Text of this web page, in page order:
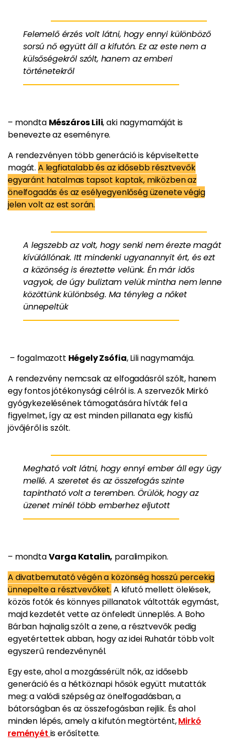
Felemelő érzés volt látni, hogy ennyi különböző
sorsú nő együtt áll a kifutón. Ez az este nem a
külsőségekről szólt, hanem az emberi
történetekről
– mondta Mészáros Lili, aki nagymamáját is
benevezte az eseményre.
A rendezvényen több generáció is képviseltette
magát. A legfiatalabb és az idősebb résztvevők
egyaránt hatalmas tapsot kaptak, miközben az
önelfogadás és az esélyegyenlőség üzenete végig
jelen volt az est során.
A legszebb az volt, hogy senki nem érezte magát
kívülállónak. Itt mindenki ugyanannyit ért, és ezt
a közönség is éreztette velünk. Én már idős
vagyok, de úgy buliztam velük mintha nem lenne
közöttünk különbség. Ma tényleg a nőket
ünnepeltük
– fogalmazott Hégely Zsófia, Lili nagymamája.
A rendezvény nemcsak az elfogadásról szólt, hanem
egy fontos jótékonysági célról is. A szervezők Mirkó
gyógykezelésének támogatására hívták fel a
figyelmet, így az est minden pillanata egy kisfiú
jövőjéről is szólt.
Megható volt látni, hogy ennyi ember áll egy ügy
mellé. A szeretet és az összefogás szinte
tapintható volt a teremben. Örülök, hogy az
üzenet minél több emberhez eljutott
– mondtaVarga Katalin, paralimpikon.
A divatbemutató végén a közönség hosszú percekig
ünnepelte a résztvevőket. A kifutó mellett ölelések,
közös fotók és könnyes pillanatok váltották egymást,
majd kezdetét vette az önfeledt ünneplés. A Boho
Bárban hajnalig szólt a zene, a résztvevők pedig
egyetértettek abban, hogy az idei Ruhatár több volt
egyszerű rendezvénynél.
Egy este, ahol a mozgássérült nők, az idősebb
generáció és a hétköznapi hősök együtt mutatták
meg: a valódi szépség az önelfogadásban, a
bátorságban és az összefogásban rejlik. És ahol
minden lépés, amely a kifutón megtörtént,Mirkó
reményét is erősítette.